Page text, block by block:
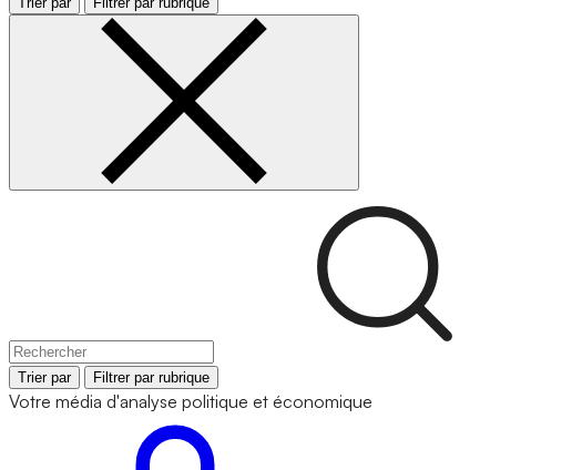
Trier par Filtrer par rubrique
Votre média d'analyse politique et économique